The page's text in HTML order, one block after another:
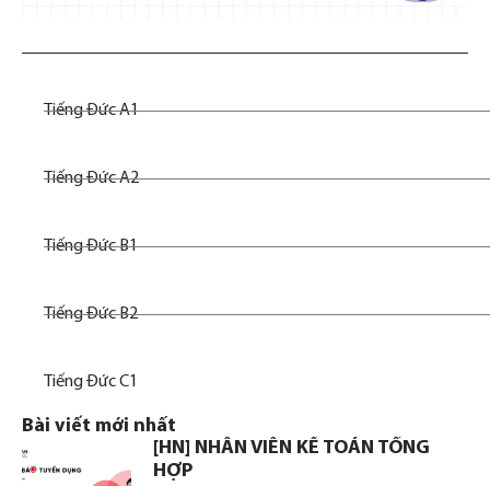
Tiếng Đức A1
Tiếng Đức A2
Tiếng Đức B1
Tiếng Đức B2
Tiếng Đức C1
Bài viết mới nhất
[HN] NHÂN VIÊN KẾ TOÁN TỔNG
HỢP